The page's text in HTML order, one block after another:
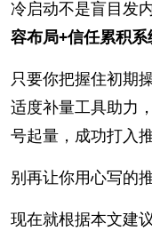
冷启动不是盲目发
容布局+信任累积系
只要你把握住初期
适度补量工具助力
号起量，成功打入
别再让你用心写的
现在就根据本文建